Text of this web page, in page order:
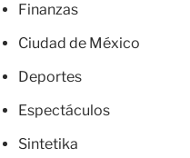
Finanzas
Ciudad de México
Deportes
Espectáculos
Sintetika